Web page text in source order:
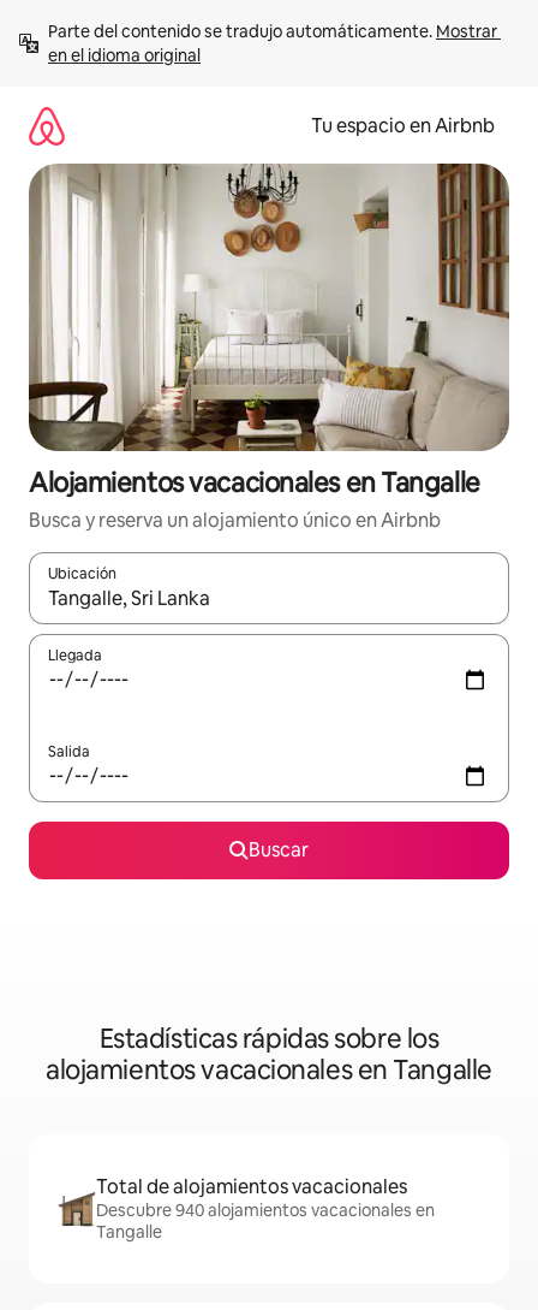
contenido
Parte del contenido se tradujo automáticamente. Mostrar
en el idioma original
Tu espacio en Airbnb
Alojamientos vacacionales en Tangalle
Busca y reserva un alojamiento único en Airbnb
Ubicación
Cuando los resultados estén disponibles, podrás navegar
Llegada
Salida
Buscar
Estadísticas rápidas sobre los
alojamientos vacacionales en Tangalle
Total de alojamientos vacacionales
Descubre 940 alojamientos vacacionales en
Tangalle